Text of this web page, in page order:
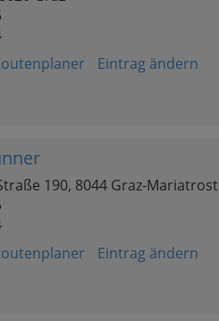
Eintrag ändern
190, 8044 Graz-Mariatrost
Eintrag ändern